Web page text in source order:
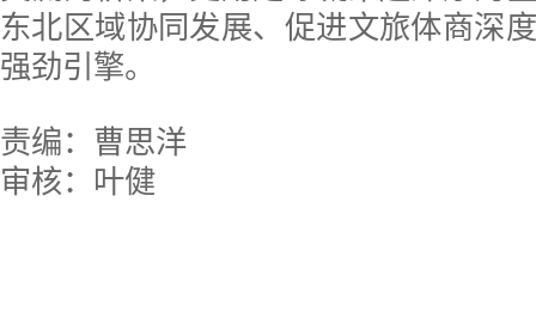
东北区域协同发展、促进文旅体商深
强劲引擎。
责编：曹思洋
审核：叶健